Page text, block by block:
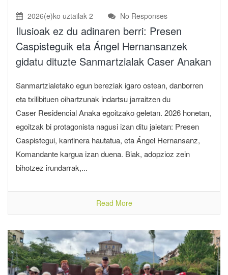
2026(e)ko uztailak 2 No Responses
Ilusioak ez du adinaren berri: Presen
Caspisteguik eta Ángel Hernansanzek
gidatu dituzte Sanmartzialak Caser Anakan
Sanmartzialetako egun bereziak igaro ostean, danborren
eta txilibituen oihartzunak indartsu jarraitzen du
Caser Residencial Anaka egoitzako geletan. 2026 honetan,
egoitzak bi protagonista nagusi izan ditu jaietan: Presen
Caspistegui, kantinera hautatua, eta Ángel Hernansanz,
Komandante kargua izan duena. Biak, adopzioz zein
bihotzez irundarrak,...
Read More